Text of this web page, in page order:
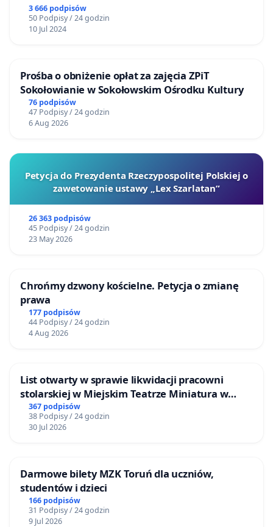
3 666 podpisów
50 Podpisy / 24 godzin
10 Jul 2024
Prośba o obniżenie opłat za zajęcia ZPiT
Sokołowianie w Sokołowskim Ośrodku Kultury
76 podpisów
47 Podpisy / 24 godzin
6 Aug 2026
Petycja do Prezydenta Rzeczypospolitej Polskiej o
zawetowanie ustawy „Lex Szarlatan”
26 363 podpisów
45 Podpisy / 24 godzin
23 May 2026
Chrońmy dzwony kościelne. Petycja o zmianę
prawa
177 podpisów
44 Podpisy / 24 godzin
4 Aug 2026
List otwarty w sprawie likwidacji pracowni
stolarskiej w Miejskim Teatrze Miniatura w
Gdańsku
367 podpisów
38 Podpisy / 24 godzin
30 Jul 2026
Darmowe bilety MZK Toruń dla uczniów,
studentów i dzieci
166 podpisów
31 Podpisy / 24 godzin
9 Jul 2026